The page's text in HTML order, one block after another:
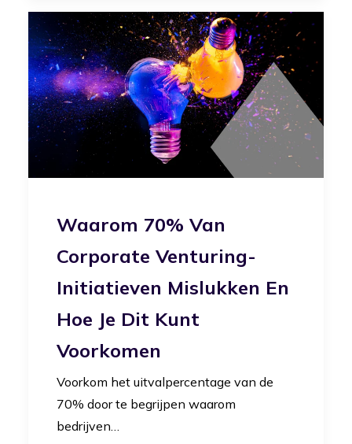
Waarom 70% Van
Corporate Venturing-
Initiatieven Mislukken En
Hoe Je Dit Kunt
Voorkomen
Voorkom het uitvalpercentage van de
70% door te begrijpen waarom
bedrijven…